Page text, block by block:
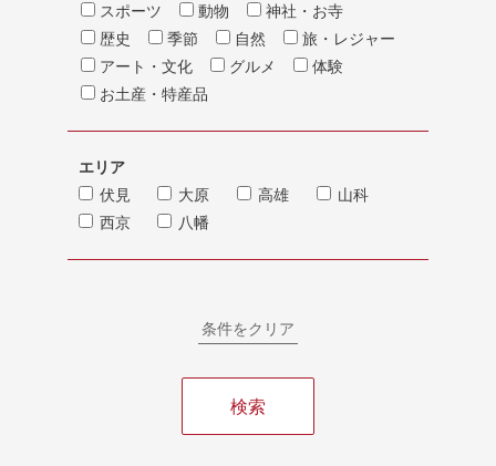
スポーツ
動物
神社・お寺
歴史
季節 自然
旅・レジャー
アート・文化
グルメ
体験
お土産・特産品
エリア
伏見
大原 高雄
山科
西京
八幡
条件をクリア